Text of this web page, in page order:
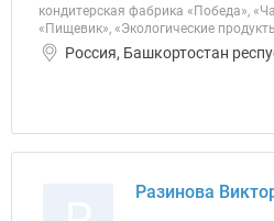
кондитерская фабрика «Победа»,
«Пищевик», «Экологические
Россия, Башкортостан
Разинова